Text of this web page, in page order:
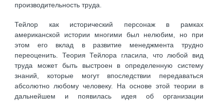
производительность труда.
Тейлор как исторический персонаж в рамках
американской истории многими был нелюбим, но при
этом его вклад в развитие менеджмента трудно
переоценить. Теория Тейлора гласила, что любой вид
труда может быть выстроен в определенную систему
знаний, которые могут впоследствии передаваться
абсолютно любому человеку. На основе этой теории в
дальнейшем и появилась идея об организации